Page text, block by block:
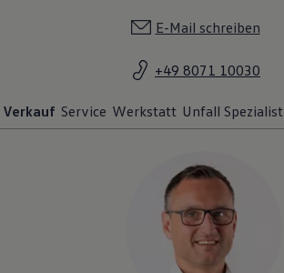
E-Mail schreiben
+49 8071 10030
Verkauf Service Werkstatt Unfall Spezialist